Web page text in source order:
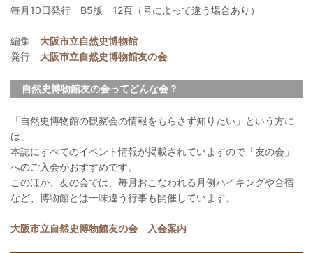
毎月10日発行 B5版 12頁（号によって違う場合あり）
編集 大阪市立自然史博物館
発行 大阪市立自然史博物館友の会
自然史博物館友の会ってどんな会？
「自然史博物館の観察会の情報をもらさず知りたい」という方に
は、
本誌にすべてのイベント情報が掲載されていますので「友の会」
へのご入会がおすすめです。
このほか、友の会では、毎月おこなわれる月例ハイキングや合宿
など、博物館とは一味違う行事も開催しています。
大阪市立自然史博物館友の会 入会案内